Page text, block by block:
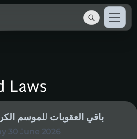
Laws
باقي العقوبات للموسم الكروي
30 June 2026